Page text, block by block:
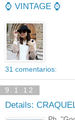
⌚ VINTAGE ⌚
31 comentarios:
9.1.12
Details: